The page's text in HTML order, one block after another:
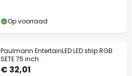
Op voorraad
Paulmann EntertainLED LED strip RGB
SETE 75 inch
€ 32,01